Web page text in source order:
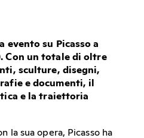
evento su Picasso a
Con un totale di oltre
sculture, disegni,
e documenti, il
e la traiettoria
la sua opera, Picasso ha